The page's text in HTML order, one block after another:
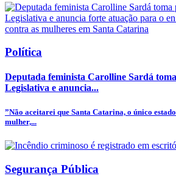
Política
Deputada feminista Carolline Sardá
Legislativa e anuncia...
”Não aceitarei que Santa Catarina, o único
mulher,...
Segurança Pública